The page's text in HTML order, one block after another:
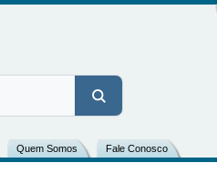
Quem Somos Fale Conosco